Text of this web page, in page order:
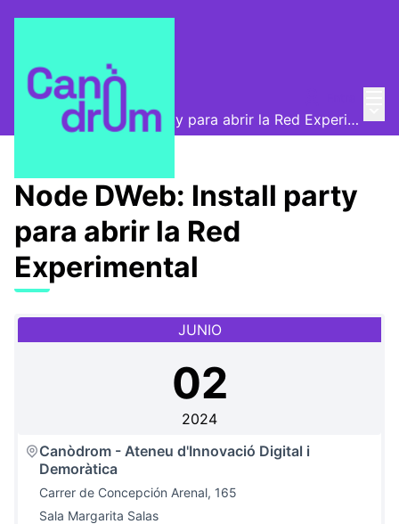
Canòdrom Abierto
Node DWeb: Install party para abrir la Red Experimental
Node DWeb: Install party
para abrir la Red
Experimental
JUNIO
02
2024
Canòdrom - Ateneu d'Innovació Digital i
Demoràtica
Carrer de Concepción Arenal, 165
Sala Margarita Salas